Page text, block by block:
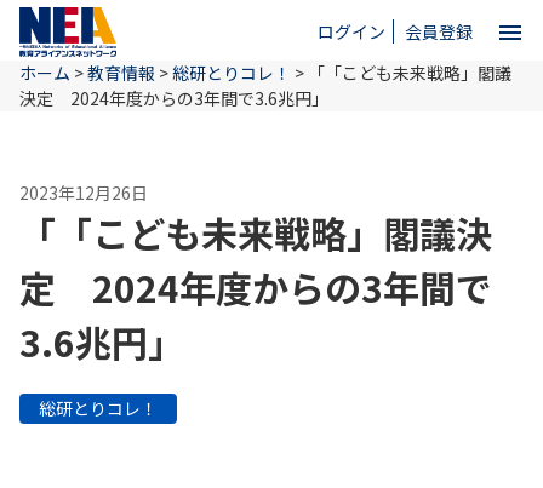
ログイン 会員登録 menu
ホーム
NEAとは
教育情報
お問い合わせ
ホーム >教育情報 >総研とりコレ！ > 「「こども未来戦略」閣議
決定 2024年度からの3年間で3.6兆円」
2023年12月26日
「「こども未来戦略」閣議決
定 2024年度からの3年間で
3.6兆円」
総研とりコレ！